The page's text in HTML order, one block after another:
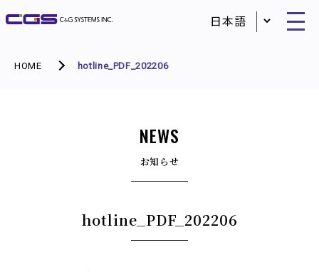
HOME hotline_PDF_202206
NEWS
お知らせ
hotline_PDF_202206